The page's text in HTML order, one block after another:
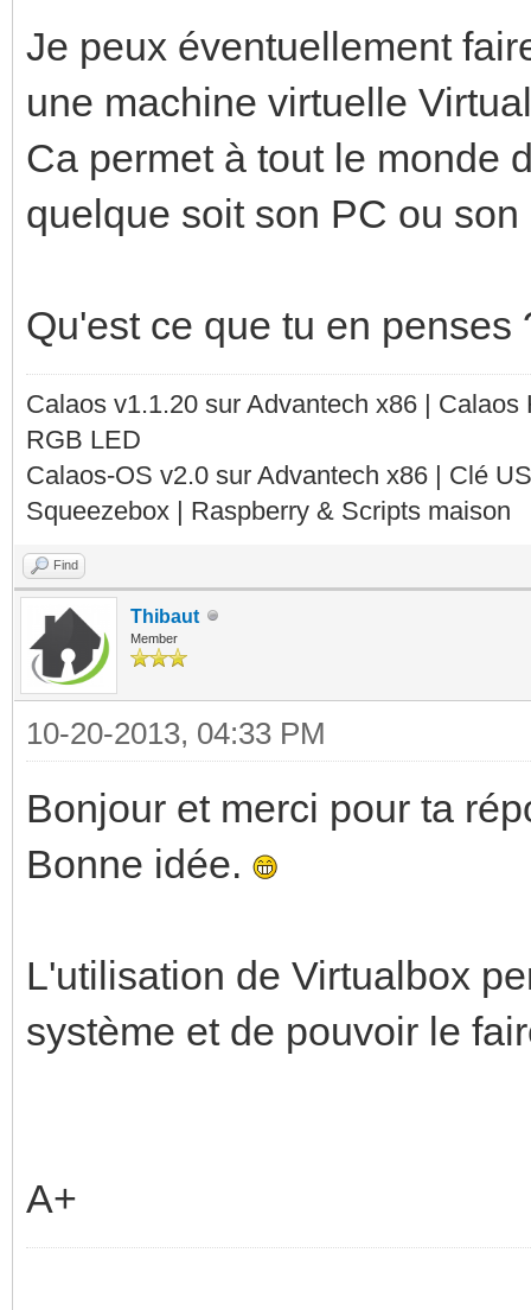
Je peux éventuellement
une machine virtuelle
Ca permet à tout le monde
quelque soit son PC ou
Qu'est ce que tu en penses
Calaos v1.1.20 sur Advantech x86 |
RGB LED
Calaos-OS v2.0 sur Advantech x86 | Clé
Squeezebox | Raspberry & Scripts maison
Find
Thibaut
Member
10-20-2013, 04:33 PM
Bonjour et merci pour ta
Bonne idée.
L'utilisation de Virtualbox
système et de pouvoir le
A+